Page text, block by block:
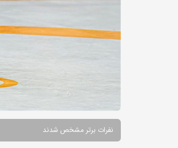
نفرات برتر مشخص شدند